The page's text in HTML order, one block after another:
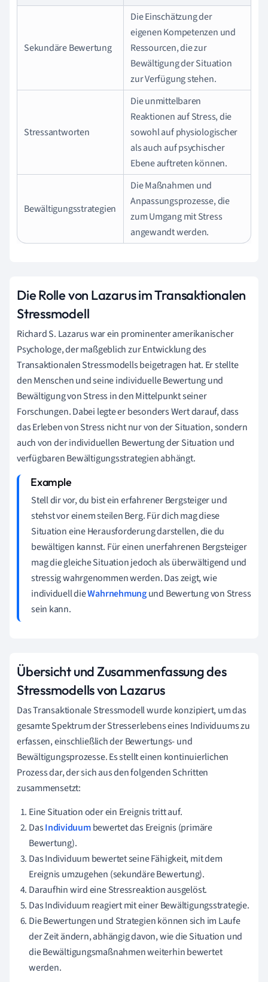
Sekundäre Bewertung
Die Einschätzung der
eigenen Kompetenzen und
Ressourcen, die zur
Bewältigung der Situation
zur Verfügung stehen.
Stressantworten
Die unmittelbaren
Reaktionen auf Stress, die
sowohl auf physiologischer
als auch auf psychischer
Ebene auftreten können.
Bewältigungsstrategien
Die Maßnahmen und
Anpassungsprozesse, die
zum Umgang mit Stress
angewandt werden.
Die Rolle von Lazarus im Transaktionalen
Stressmodell
Richard S. Lazarus war ein prominenter amerikanischer
Psychologe, der maßgeblich zur Entwicklung des
Transaktionalen Stressmodells beigetragen hat. Er stellte
den Menschen und seine individuelle Bewertung und
Bewältigung von Stress in den Mittelpunkt seiner
Forschungen. Dabei legte er besonders Wert darauf, dass
das Erleben von Stress nicht nur von der Situation, sondern
auch von der individuellen Bewertung der Situation und
verfügbaren Bewältigungsstrategien abhängt.
Stell dir vor, du bist ein erfahrener Bergsteiger und
stehst vor einem steilen Berg. Für dich mag diese
Situation eine Herausforderung darstellen, die du
bewältigen kannst. Für einen unerfahrenen Bergsteiger
mag die gleiche Situation jedoch als überwältigend und
stressig wahrgenommen werden. Das zeigt, wie
individuell dieWahrnehmungund Bewertung von Stress
sein kann.
Übersicht und Zusammenfassung des
Stressmodells von Lazarus
Das Transaktionale Stressmodell wurde konzipiert, um das
gesamte Spektrum der Stresserlebens eines Individuums zu
erfassen, einschließlich der Bewertungs- und
Bewältigungsprozesse. Es stellt einen kontinuierlichen
Prozess dar, der sich aus den folgenden Schritten
zusammensetzt:
Eine Situation oder ein Ereignis tritt auf.
DasIndividuumbewertet das Ereignis (primäre
Bewertung).
Das Individuum bewertet seine Fähigkeit, mit dem
Ereignis umzugehen (sekundäre Bewertung).
Daraufhin wird eine Stressreaktion ausgelöst.
Das Individuum reagiert mit einer Bewältigungsstrategie.
Die Bewertungen und Strategien können sich im Laufe
der Zeit ändern, abhängig davon, wie die Situation und
die Bewältigungsmaßnahmen weiterhin bewertet
werden.